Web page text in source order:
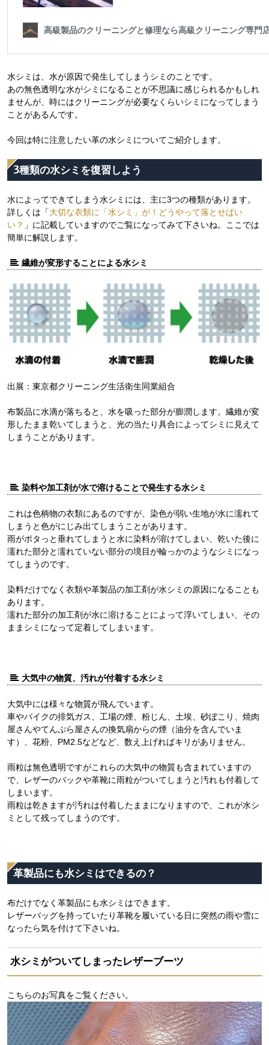
水シミは、水が原因で発生してしまうシミのことです。
あの無色透明な水がシミになることが不思議に感じられるかもしれ
ませんが、時にはクリーニングが必要なくらいシミになってしまう
ことがあるんです。
今回は特に注意したい革の水シミについてご紹介します。
3種類の水シミを復習しよう
水によってできてしまう水シミには、主に3つの種類があります。
詳しくは「大切な衣類に「水シミ」が！どうやって落とせばい
い？ 」に記載していますのでご覧になってみて下さいね。ここでは
簡単に解説します。
繊維が変形することによる水シミ
出展：東京都クリーニング生活衛生同業組合
布製品に水滴が落ちると、水を吸った部分が膨潤します。繊維が変
形したまま乾いてしまうと、光の当たり具合によってシミに見えて
しまうことがあります。
染料や加工剤が水で溶けることで発生する水シミ
これは色柄物の衣類にあるのですが、染色が弱い生地が水に濡れて
しまうと色がにじみ出てしまうことがあります。
雨がポタっと垂れてしまうと水に染料が溶けてしまい、乾いた後に
濡れた部分と濡れていない部分の境目が輪っかのようなシミになっ
てしまうのです。
染料だけでなく衣類や革製品の加工剤が水シミの原因になることも
あります。
濡れた部分の加工剤が水に溶けることによって浮いてしまい、その
ままシミになって定着してしまいます。
大気中の物質、汚れが付着する水シミ
大気中には様々な物質が飛んでいます。
車やバイクの排気ガス、工場の煙、粉じん、土埃、砂ぼこり、焼肉
屋さんやてんぷら屋さんの換気扇からの煙（油分を含んでいま
す）、花粉、PM2.5などなど、数え上げればキリがありません。
雨粒は無色透明ですがこれらの大気中の物質も含まれていますの
で、レザーのバックや革靴に雨粒がついてしまうと汚れも付着して
しまいます。
雨粒は乾きますが汚れは付着したままになりますので、これが水シ
ミとして残ってしまうのです。
革製品にも水シミはできるの？
布だけでなく革製品にも水シミはできます。
レザーバッグを持っていたり革靴を履いている日に突然の雨や雪に
なったら気を付けて下さいね。
水シミがついてしまったレザーブーツ
こちらのお写真をご覧ください。